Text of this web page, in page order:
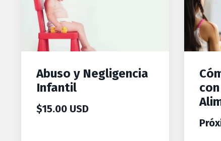
Abuso y Negligencia
Infantil
$15.00 USD